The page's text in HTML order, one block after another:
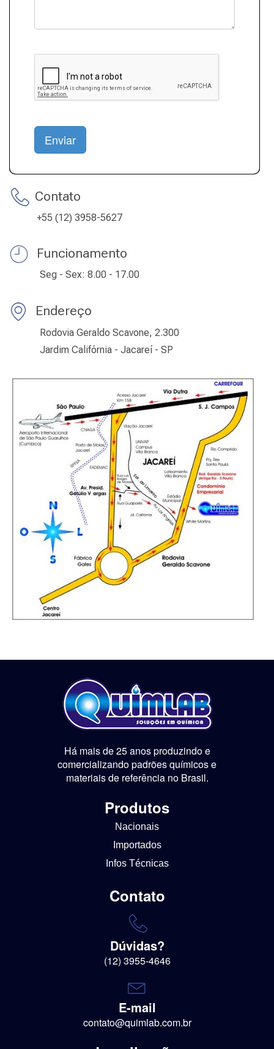
Enviar
Contato
+55 (12) 3958-5627
Funcionamento
Seg - Sex: 8.00 - 17.00
Endereço
Rodovia Geraldo Scavone, 2.300
Jardim Califórnia - Jacareí - SP
Há mais de 25 anos produzindo e
comercializando padrões químicos e
materiais de referência no Brasil.
Produtos
Nacionais
Importados
Infos Técnicas
Contato
Dúvidas?
(12) 3955-4646
E-mail
contato@quimlab.com.br